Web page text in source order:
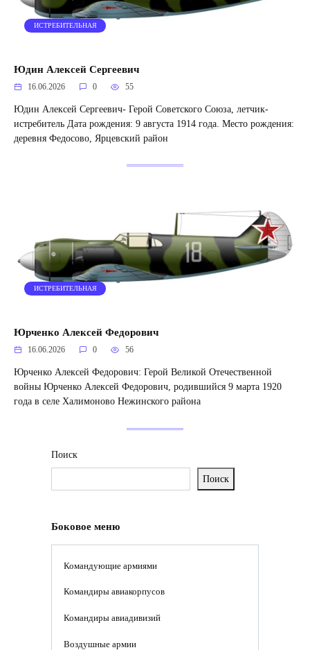
ИСТРЕБИТЕЛЬНАЯ
Юдин Алексей Сергеевич
16.06.2026 0 55
Юдин Алексей Сергеевич- Герой Советского Союза, летчик-
истребитель Дата рождения: 9 августа 1914 года. Место рождения:
деревня Федосово, Ярцевский район
ИСТРЕБИТЕЛЬНАЯ
Юрченко Алексей Федорович
16.06.2026 0 56
Юрченко Алексей Федорович: Герой Великой Отечественной
войны Юрченко Алексей Федорович, родившийся 9 марта 1920
года в селе Халимоново Нежинского района
Поиск
Поиск
Боковое меню
Командующие армиями
Командиры авиакорпусов
Командиры авиадивизий
Воздушные армии